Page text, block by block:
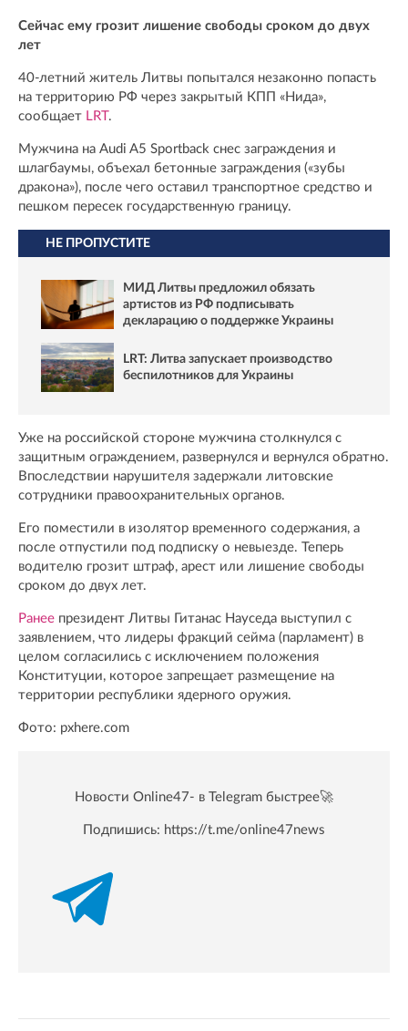
Сейчас ему грозит лишение свободы сроком до двух
лет
40-летний житель Литвы попытался незаконно попасть
на территорию РФ через закрытый КПП «Нида»,
сообщает LRT.
Мужчина на Audi A5 Sportback снес заграждения и
шлагбаумы, объехал бетонные заграждения («зубы
дракона»), после чего оставил транспортное средство и
пешком пересек государственную границу.
НЕ ПРОПУСТИТЕ
МИД Литвы предложил обязать
артистов из РФ подписывать
декларацию о поддержке Украины
LRT: Литва запускает производство
беспилотников для Украины
Уже на российской стороне мужчина столкнулся с
защитным ограждением, развернулся и вернулся обратно.
Впоследствии нарушителя задержали литовские
сотрудники правоохранительных органов.
Его поместили в изолятор временного содержания, а
после отпустили под подписку о невыезде. Теперь
водителю грозит штраф, арест или лишение свободы
сроком до двух лет.
Ранее президент Литвы Гитанас Науседа выступил с
заявлением, что лидеры фракций сейма (парламент) в
целом согласились с исключением положения
Конституции, которое запрещает размещение на
территории республики ядерного оружия.
Фото: pxhere.com
Новости Online47- в Telegram быстрее🚀
Подпишись: https://t.me/online47news